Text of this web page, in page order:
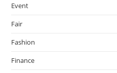
Event
Fair
Fashion
Finance